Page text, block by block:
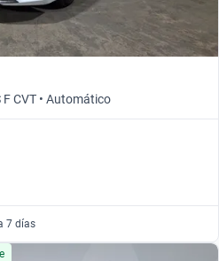
F CVT • Automático
7 días